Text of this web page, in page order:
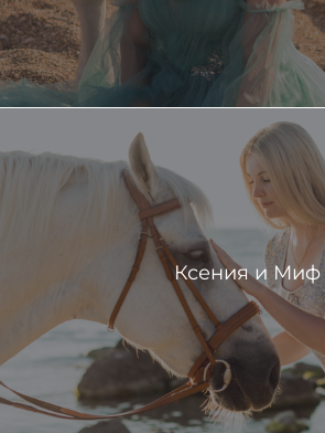
Ксения и Миф